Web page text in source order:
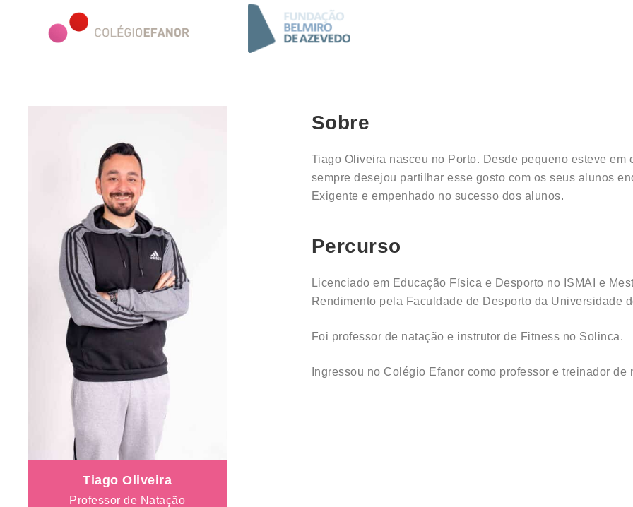
Tiago Oliveira
Professor de Natação
Sobre
Tiago Oliveira nasceu no Porto. Desde pequeno esteve em
sempre desejou partilhar esse gosto com os seus alunos
Exigente e empenhado no sucesso dos alunos.
Percurso
Licenciado em Educação Física e Desporto no ISMAI e
Rendimento pela Faculdade de Desporto da Universidade
Foi professor de natação e instrutor de Fitness no Solinca.
Ingressou no Colégio Efanor como professor e treinador de